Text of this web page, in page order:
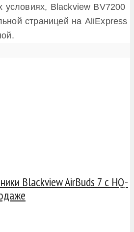
условиях, Blackview BV7200
страницей на AliExpress
Blackview AirBuds 7 с HQ-